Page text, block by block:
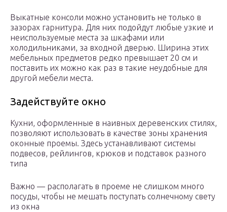
Выкатные консоли можно установить не только в
зазорах гарнитура. Для них подойдут любые узкие и
неиспользуемые места за шкафами или
холодильниками, за входной дверью. Ширина этих
мебельных предметов редко превышает 20 см и
поставить их можно как раз в такие неудобные для
другой мебели места.
Задействуйте окно
Кухни, оформленные в наивных деревенских стилях,
позволяют использовать в качестве зоны хранения
оконные проемы. Здесь устанавливают системы
подвесов, рейлингов, крюков и подставок разного
типа
Важно — располагать в проеме не слишком много
посуды, чтобы не мешать поступать солнечному свету
из окна